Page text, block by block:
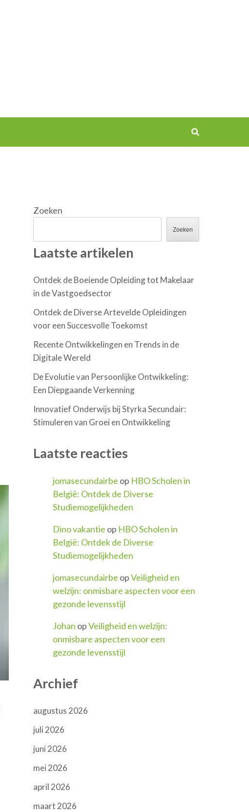
Zoeken
Zoeken
Laatste artikelen
Ontdek de Boeiende Opleiding tot Makelaar
in de Vastgoedsector
Ontdek de Diverse Artevelde Opleidingen
voor een Succesvolle Toekomst
Recente Ontwikkelingen en Trends in de
Digitale Wereld
De Evolutie van Persoonlijke Ontwikkeling:
Een Diepgaande Verkenning
Innovatief Onderwijs bij Styrka Secundair:
Stimuleren van Groei en Ontwikkeling
Laatste reacties
jomasecundairbe op HBO Scholen in
België: Ontdek de Diverse
Studiemogelijkheden
Dino vakantie op HBO Scholen in
België: Ontdek de Diverse
Studiemogelijkheden
jomasecundairbe opVeiligheid en
welzijn: onmisbare aspecten voor een
gezonde levensstijl
Johan opVeiligheid en welzijn:
onmisbare aspecten voor een
gezonde levensstijl
Archief
augustus 2026
juli 2026
juni 2026
mei 2026
april 2026
maart 2026